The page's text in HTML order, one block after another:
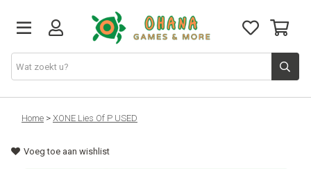
TCG
Merch
Home > XONE Lies Of P USED
Voeg toe aan wishlist